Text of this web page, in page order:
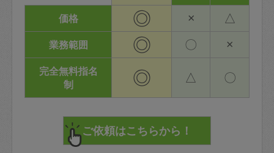
価格
◎ × △
業務範囲 ◎ 〇 ×
完全無料指名
制
◎ △ 〇